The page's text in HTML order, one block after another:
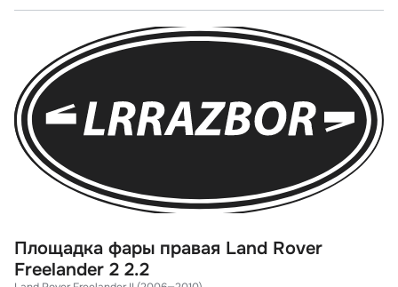
Площадка фары правая Land Rover
Freelander 2 2.2